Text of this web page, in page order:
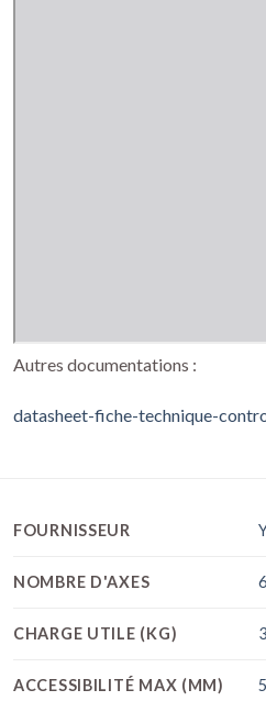
Autres documentations :
datasheet-fiche-technique-
FOURNISSEUR
NOMBRE D'AXES 6
CHARGE UTILE (KG) 3
ACCESSIBILITÉ MAX (MM)